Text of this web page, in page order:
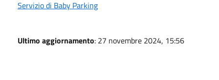
Servizio di Baby Parking
Ultimo aggiornamento: 27 novembre 2024, 15:56